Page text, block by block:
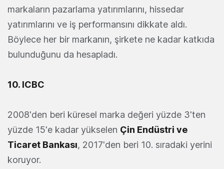
markaların pazarlama yatırımlarını, hissedar
yatırımlarını ve iş performansını dikkate aldı.
Böylece her bir markanın, şirkete ne kadar katkıda
bulunduğunu da hesapladı.
10. ICBC
2008'den beri küresel marka değeri yüzde 3'ten
yüzde 15'e kadar yükselen Çin Endüstri ve
Ticaret Bankası, 2017'den beri 10. sıradaki yerini
koruyor.